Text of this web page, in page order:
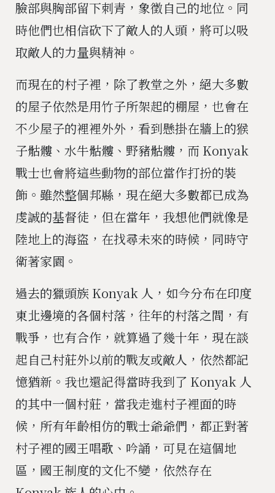
臉部與胸部留下刺青，象徵自己的地位。同
時他們也相信砍下了敵人的人頭，將可以吸
取敵人的力量與精神。
而現在的村子裡，除了教堂之外，絕大多數
的屋子依然是用竹子所架起的棚屋，也會在
不少屋子的裡裡外外，看到懸掛在牆上的猴
子骷髏、水牛骷髏、野豬骷髏，而 Konyak
戰士也會將這些動物的部位當作打扮的裝
飾。雖然整個邦縣，現在絕大多數都已成為
虔誠的基督徒，但在當年，我想他們就像是
陸地上的海盜，在找尋未來的時候，同時守
衛著家園。
過去的獵頭族 Konyak 人，如今分布在印度
東北邊境的各個村落，往年的村落之間，有
戰爭，也有合作，就算過了幾十年，現在談
起自己村莊外以前的戰友或敵人，依然都記
憶猶新。我也還記得當時我到了 Konyak 人
的其中一個村莊，當我走進村子裡面的時
候，所有年齡相仿的戰士爺爺們，都正對著
村子裡的國王唱歌、吟誦，可見在這個地
區，國王制度的文化不變，依然存在